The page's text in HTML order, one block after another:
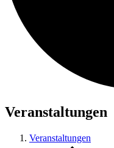
Veranstaltungen
Veranstaltungen